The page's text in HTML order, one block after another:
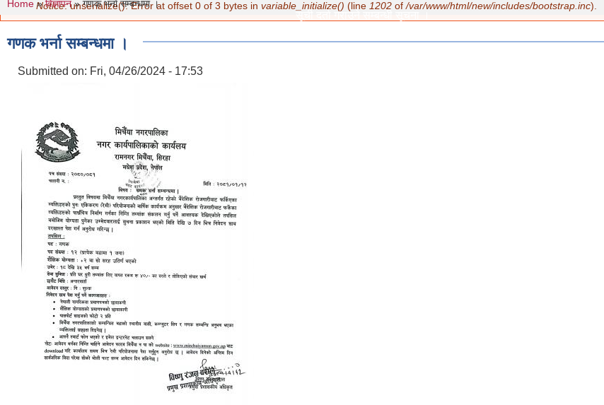
सूची दर्ता गराउने सम्बन्धी सूचना ।
Error message
Notice: unserialize(): Error at offset 0 of 3 bytes in variable_initialize() (line 1202 of/var/www/html/new/includes/bootstrap.inc).
You are here
Home »विज्ञापन» गणक भर्ना सम्बन्धमा ।
गणक भर्ना सम्बन्धमा ।
Submitted on: Fri, 04/26/2024 - 17:53